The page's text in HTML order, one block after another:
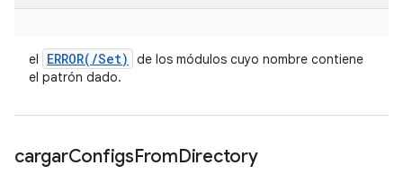
el ERROR( /Set)
de los módulos cuyo nombre contiene
el patrón dado.
cargarConfigsFromDirectory